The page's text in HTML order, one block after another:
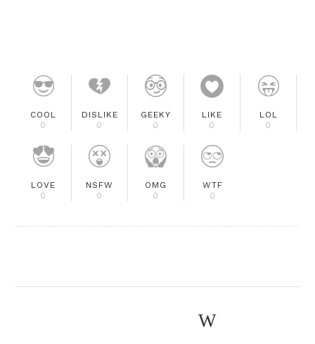
COOL
0
DISLIKE
0
GEEKY
0
LIKE
0
LOL
0
LOVE
0
NSFW
0
OMG
0
WTF
0